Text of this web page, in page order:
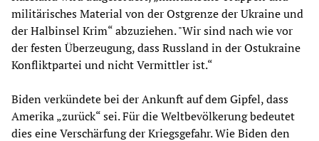
militärisches Material von der Ostgrenze der Ukraine und
der Halbinsel Krim“ abzuziehen. "Wir sind nach wie vor
der festen Überzeugung, dass Russland in der Ostukraine
Konfliktpartei und nicht Vermittler ist.“
Biden verkündete bei der Ankunft auf dem Gipfel, dass
Amerika „zurück“ sei. Für die Weltbevölkerung bedeutet
dies eine Verschärfung der Kriegsgefahr. Wie Biden den